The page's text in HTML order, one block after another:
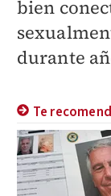
bien
durante
Te